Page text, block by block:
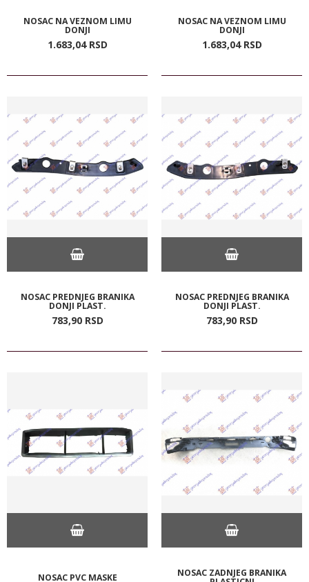
NOSAC NA VEZNOM LIMU
DONJI
1.683,04 RSD
NOSAC NA VEZNOM LIMU
DONJI
1.683,04 RSD
NOSAC PREDNJEG BRANIKA
DONJI PLAST.
783,90 RSD
NOSAC PREDNJEG BRANIKA
DONJI PLAST.
783,90 RSD
NOSAC PVC MASKE NOSAC ZADNJEG BRANIKA